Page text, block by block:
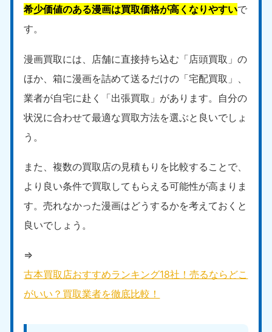
希少価値のある漫画は買取価格が高くなりやすいで
す。
漫画買取には、店舗に直接持ち込む「店頭買取」の
ほか、箱に漫画を詰めて送るだけの「宅配買取」、
業者が自宅に赴く「出張買取」があります。自分の
状況に合わせて最適な買取方法を選ぶと良いでしょ
う。
また、複数の買取店の見積もりを比較することで、
より良い条件で買取してもらえる可能性が高まりま
す。売れなかった漫画はどうするかを考えておくと
良いでしょう。
⇒
古本買取店おすすめランキング18社！売るならどこ
がいい？買取業者を徹底比較！